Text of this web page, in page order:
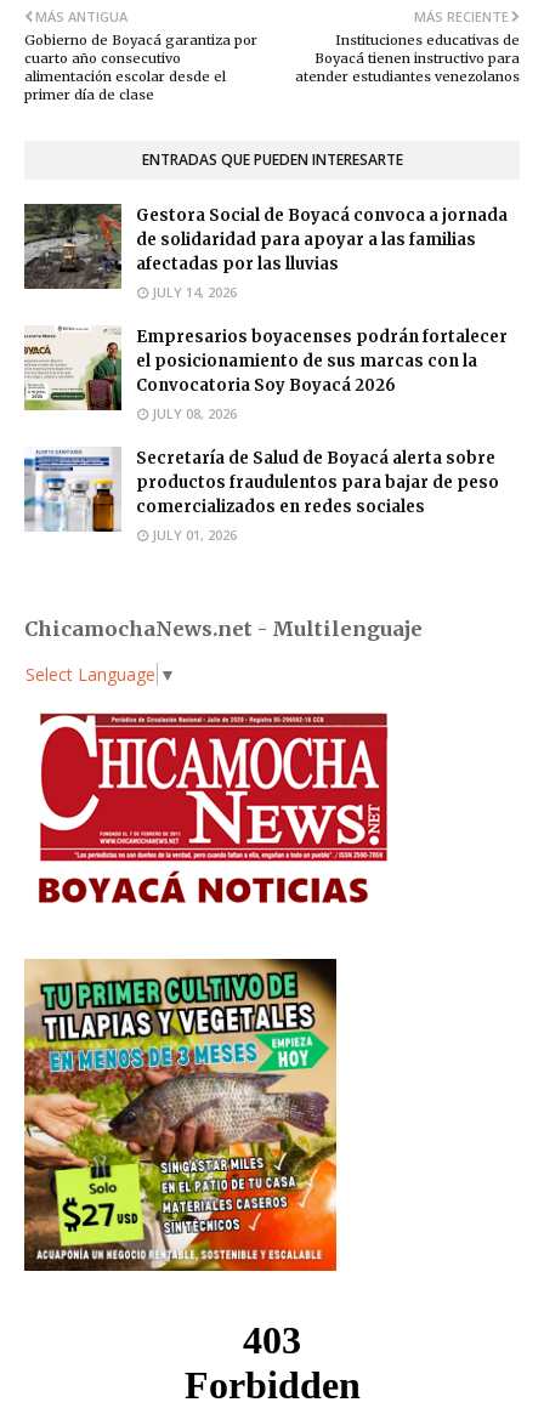
MÁS RECIENTE
Instituciones educativas de
Boyacá tienen instructivo para
atender estudiantes venezolanos
MÁS ANTIGUA
Gobierno de Boyacá garantiza por
cuarto año consecutivo
alimentación escolar desde el
primer día de clase
ENTRADAS QUE PUEDEN INTERESARTE
Gestora Social de Boyacá convoca a jornada
de solidaridad para apoyar a las familias
afectadas por las lluvias
JULY 14, 2026
Empresarios boyacenses podrán fortalecer
el posicionamiento de sus marcas con la
Convocatoria Soy Boyacá 2026
JULY 08, 2026
Secretaría de Salud de Boyacá alerta sobre
productos fraudulentos para bajar de peso
comercializados en redes sociales
JULY 01, 2026
ChicamochaNews.net - Multilenguaje
Select Language ▼